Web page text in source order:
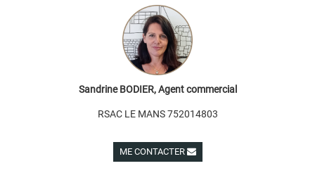
Sandrine BODIER, Agent commercial
RSAC LE MANS 752014803
ME CONTACTER